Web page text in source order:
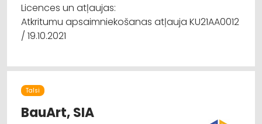
Licences un atļaujas:
Atkritumu apsaimniekošanas atļauja KU21AA0012
/ 19.10.2021
Talsi
BauArt, SIA